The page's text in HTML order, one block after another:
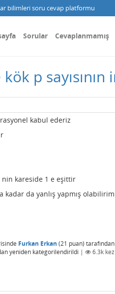
bilimleri soru cevap platformu
Sorular Cevaplanmamış
p
kabul ederiz
nin kareside 1 e eşittir
da yanlış yapmış
Furkan Erkan (21 puan) tarafından
yeniden kategorilendirildi | 6.3k